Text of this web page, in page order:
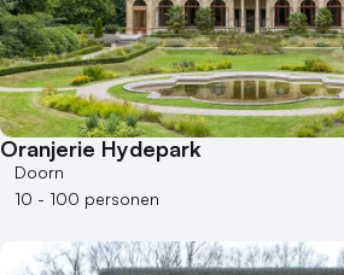
Oranjerie Hydepark
Doorn
10 - 100 personen